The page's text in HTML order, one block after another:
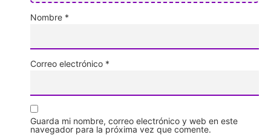
Nombre *
Correo electrónico *
Guarda mi nombre, correo electrónico y web en este
navegador para la próxima vez que comente.